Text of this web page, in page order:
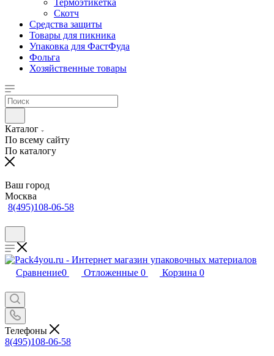
Термоэтикетка
Скотч
Средства защиты
Товары для пикника
Упаковка для ФастФуда
Фольга
Хозяйственные товары
Каталог
По всему сайту
По каталогу
Ваш город
Москва
8(495)108-06-58
Сравнение0 Отложенные 0 Корзина 0
Телефоны
8(495)108-06-58